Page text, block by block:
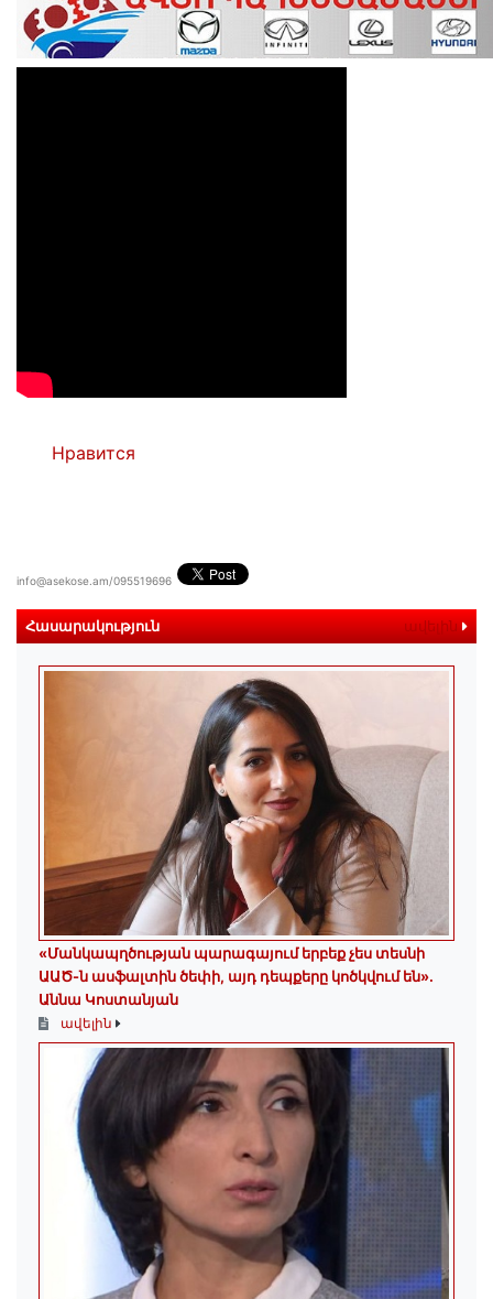
Нравится
info@asekose.am/095519696
Հասարակություն ավելին
«Մանկապղծության պարագայում երբեք չես տեսնի
ԱԱԾ-ն ասֆալտին ծեփի, այդ դեպքերը կոծկվում են»․
Աննա Կոստանյան
ավելին